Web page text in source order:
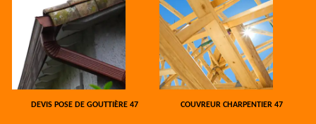
DEVIS POSE DE GOUTTIÈRE 47 COUVREUR CHARPENTIER 47